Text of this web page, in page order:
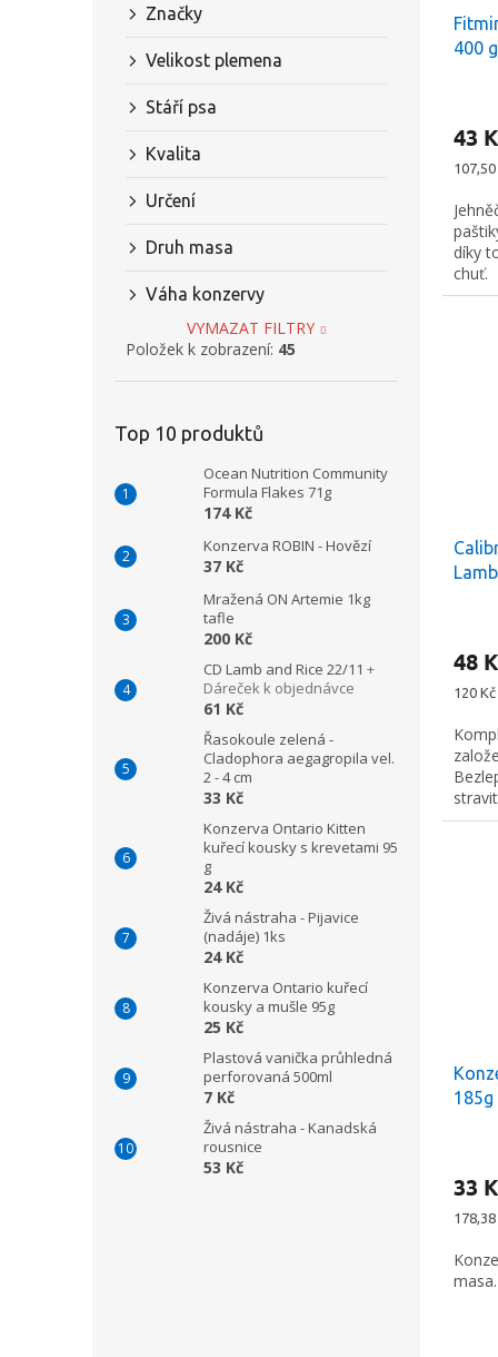
Značky
Velikost plemena
Stáří psa
Kvalita
Určení
Druh masa
Váha konzervy
VYMAZAT FILTRY
Položek k zobrazení: 45
Top 10 produktů
Ocean Nutrition Community
Formula Flakes 71g
174 Kč
Konzerva ROBIN - Hovězí
37 Kč
Mražená ON Artemie 1kg
tafle
200 Kč
CD Lamb and Rice 22/11 +
Dáreček k objednávce
61 Kč
Řasokoule zelená -
Cladophora aegagropila vel.
2 - 4 cm
33 Kč
Konzerva Ontario Kitten
kuřecí kousky s krevetami 95
g
24 Kč
Živá nástraha - Pijavice
(nadáje) 1ks
24 Kč
Konzerva Ontario kuřecí
kousky a mušle 95g
25 Kč
Plastová vanička průhledná
perforovaná 500ml
7 Kč
Živá nástraha - Kanadská
rousnice
53 Kč
400 g
43
Měrná
díky
chuť.
48
Měrná
120
185g
33
Měrná
masa.